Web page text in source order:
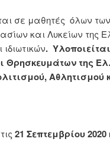
σε μαθητές όλων
και Λυκείων της
.
Θρησκευμάτων της
21 Σεπτεμβρίου 2020